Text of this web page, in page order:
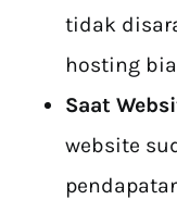
tidak
hosting
Saat
website